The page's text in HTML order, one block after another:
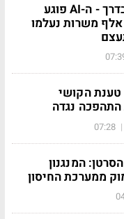
הפיטורים הגדולים בדרך - ה-AI פוגע
בשוק העבודה: 113 אלף משרות נעלמו
טענת הקושי
נגדה
|
07:28
המנגנון
ממערכת החיסון